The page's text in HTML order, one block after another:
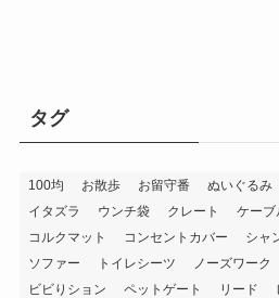
タグ
100均 お散歩 お留守番 ぬいぐるみ
イタズラ
ウンチ袋 クレート ケーブ
コルクマット
コンセントカバー シャ
ソファー
トイレシーツ ノーズワーク
ビビりション
ペットゲート リード